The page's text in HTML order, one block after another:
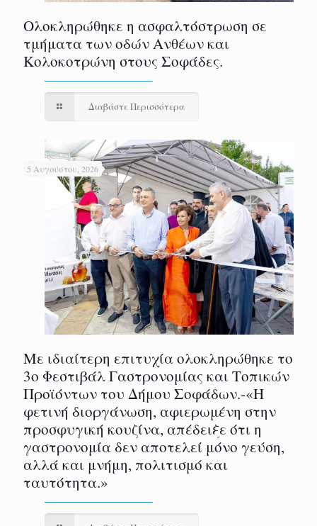
Ολοκληρώθηκε η ασφαλτόστρωση σε
τμήματα των οδών Ανθέων και
Κολοκοτρώνη στους Σοφάδες.
Διαβάστε Περισσότερα
5 Αυγούστου, 2026
Με ιδιαίτερη επιτυχία ολοκληρώθηκε το
3ο Φεστιβάλ Γαστρονομίας και Τοπικών
Προϊόντων του Δήμου Σοφάδων.-«Η
φετινή διοργάνωση, αφιερωμένη στην
προσφυγική κουζίνα, απέδειξε ότι η
γαστρονομία δεν αποτελεί μόνο γεύση,
αλλά και μνήμη, πολιτισμό και
ταυτότητα.»